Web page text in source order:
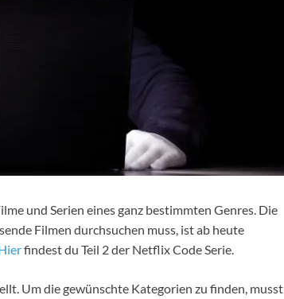
und Serien eines ganz bestimmten Genres. Die
Filmen durchsuchen muss, ist ab heute
findest du Teil 2 der Netflix Code Serie.
Um die gewünschte Kategorien zu finden, musst